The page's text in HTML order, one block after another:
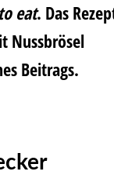
eat. Das
Nussbrösel
Beitrags.